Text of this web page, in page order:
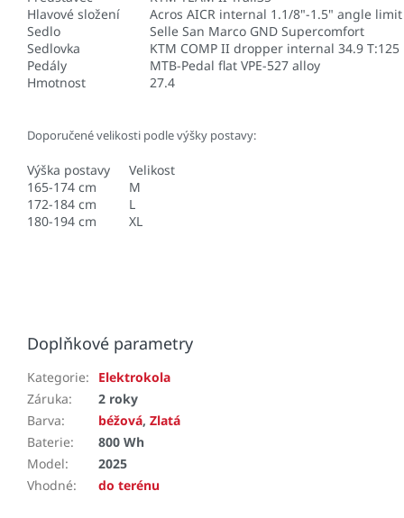
Hlavové složení
Acros AICR internal 1.1/8"-1.5" angle limit
Sedlo
Selle San Marco GND Supercomfort
Sedlovka
KTM COMP II dropper internal 34.9 T:125
Pedály
MTB-Pedal flat VPE-527 alloy
Hmotnost
27.4
Doporučené velikosti podle výšky postavy:
Výška postavy
Velikost
165-174 cm
M
172-184 cm
L
180-194 cm
XL
Doplňkové parametry
Kategorie:
Elektrokola
Záruka:
2 roky
Barva: béžová, Zlatá
Baterie:
800 Wh
Model:
2025
Vhodné: do terénu